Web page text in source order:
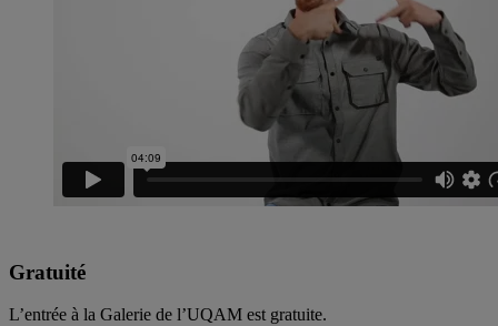
Gratuité
L’entrée à la Galerie de l’UQAM est gratuite.